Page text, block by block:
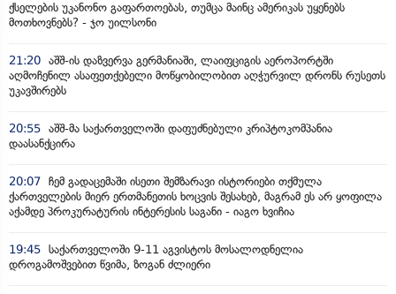
ქსელების უკანონო გაფართოებას, თუმცა მაინც ამერიკას უყენებს
მოთხოვნებს? - ჯო უილსონი
21:20 აშშ-ის დაზვერვა გერმანიაში, ლაიფციგის აეროპორტში
აღმოჩენილ ასაფეთქებელი მოწყობილობით აღჭურვილ დრონს რუსეთს
უკავშირებს
20:55 აშშ-მა საქართველოში დაფუძნებული კრიპტოკომპანია
დაასანქცირა
20:07 ჩემ გადაცემაში ისეთი შემზარავი ისტორიები თქმულა
ქართველების მიერ ერთმანეთის ხოცვის შესახებ, მაგრამ ეს არ ყოფილა
აქამდე პროკურატურის ინტერესის საგანი - იაგო ხვიჩია
19:45 საქართველოში 9-11 აგვისტოს მოსალოდნელია
დროგამოშვებით წვიმა, ზოგან ძლიერი